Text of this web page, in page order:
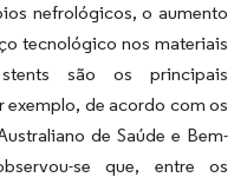
nefrológicos, o aumento
tecnológico nos materiais
são os principais
de acordo com os
de Saúde e Bem-
se que, entre os